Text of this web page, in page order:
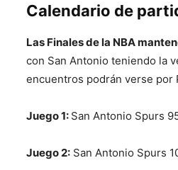
Calendario de
Las Finales de la NBA
con San Antonio teniendo la
encuentros podrán verse por
Juego 1: San Antonio Spurs
Juego 2: San Antonio Spurs